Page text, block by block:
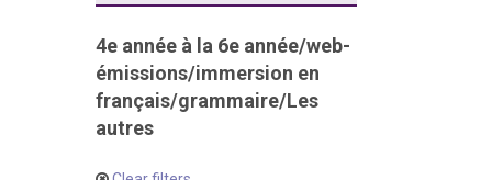
4e année à la 6e année/web-
émissions/immersion en
français/grammaire/Les
autres